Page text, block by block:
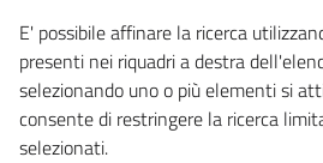
E' possibile affinare la ricerca
presenti nei riquadri a destra
selezionando uno o più elementi si
consente di restringere la ricerca
selezionati.